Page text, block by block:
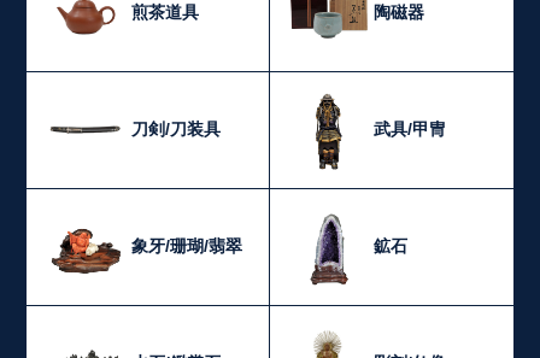
煎茶道具 陶磁器
刀剣/刀装具 武具/甲冑
象牙/珊瑚/翡翠 鉱石